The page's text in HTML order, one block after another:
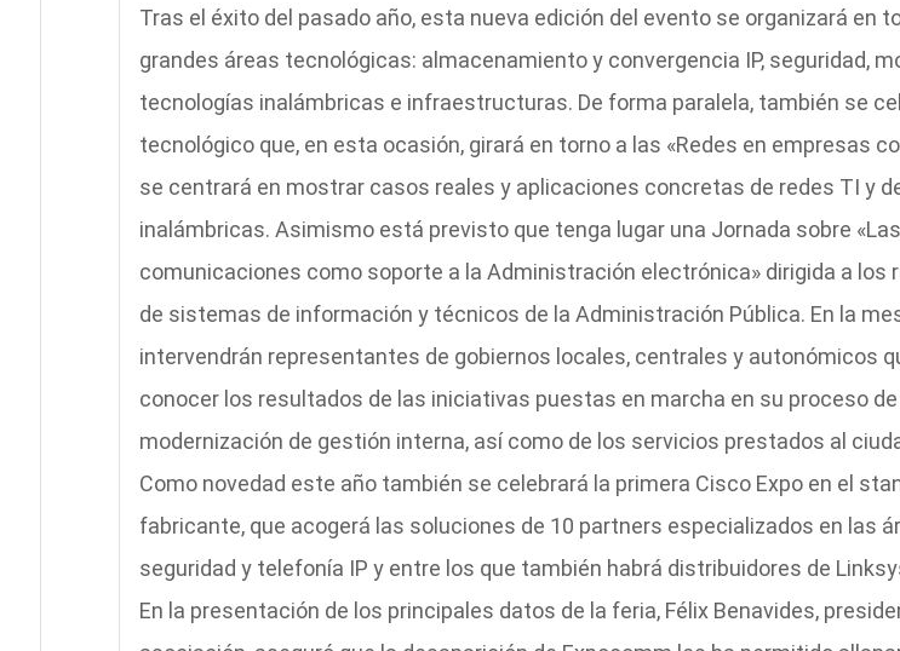
Tras el éxito del pasado año, esta nueva edición del evento se organizará en
grandes áreas tecnológicas: almacenamiento y convergencia IP, seguridad,
tecnologías inalámbricas e infraestructuras. De forma paralela, también se
tecnológico que, en esta ocasión, girará en torno a las «Redes en empresas
se centrará en mostrar casos reales y aplicaciones concretas de redes TI y
inalámbricas. Asimismo está previsto que tenga lugar una Jornada sobre
comunicaciones como soporte a la Administración electrónica» dirigida a los
de sistemas de información y técnicos de la Administración Pública. En la
intervendrán representantes de gobiernos locales, centrales y autonómicos
conocer los resultados de las iniciativas puestas en marcha en su proceso de
modernización de gestión interna, así como de los servicios prestados al
Como novedad este año también se celebrará la primera Cisco Expo en el
fabricante, que acogerá las soluciones de 10 partners especializados en las
seguridad y telefonía IP y entre los que también habrá distribuidores de
En la presentación de los principales datos de la feria, Félix Benavides,